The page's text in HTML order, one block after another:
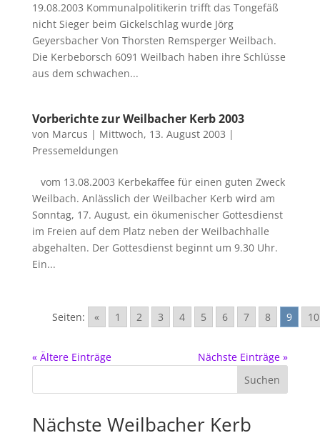
19.08.2003 Kommunalpolitikerin trifft das Tongefäß
nicht Sieger beim Gickelschlag wurde Jörg
Geyersbacher Von Thorsten Remsperger Weilbach.
Die Kerbeborsch 6091 Weilbach haben ihre Schlüsse
aus dem schwachen...
Vorberichte zur Weilbacher Kerb 2003
von Marcus | Mittwoch, 13. August 2003 |
Pressemeldungen
vom 13.08.2003 Kerbekaffee für einen guten Zweck
Weilbach. Anlässlich der Weilbacher Kerb wird am
Sonntag, 17. August, ein ökumenischer Gottesdienst
im Freien auf dem Platz neben der Weilbachhalle
abgehalten. Der Gottesdienst beginnt um 9.30 Uhr.
Ein...
Seiten: « 1 2 3 4 5 6 7 8 9 10
« Ältere Einträge Nächste Einträge »
Nächste Weilbacher Kerb